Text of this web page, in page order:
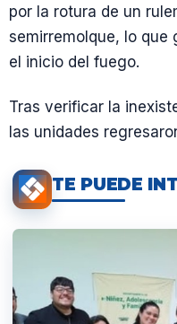
por la rotura de un
semirremolque, lo que
el inicio del fuego.
Tras verificar la
las unidades
TE PUEDE